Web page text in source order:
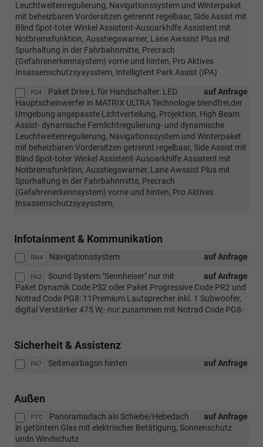
Leuchtweitenregulierung, Navigationssystem und Winterpaket
mit beheizbaren Vordersitzen getrennt regelbaar, Side Assist mit
Blind Spot-toter Winkel Assistent-Ausoarkhilfe Assistent mit
Notbremsfunktion, Ausstiegswarner, Lane Awssist Plus mit
Spurhaltung in der Fahrbahnmitte, Precrach
(Gefahrenerkennsystem) vorne und hinten, Pro Aktives
Insassenschutzsyaysstem, Intelligtent Park Assist (IPA)
P24 auf Anfrage
Paket Drive L für Handschalter: LED
Hauptscheinwerfer in MATRIX ULTRA Technologie blendfrei,der
Umgebung angepasste Lichtverteilung, Projektion, High Beam
Assist- dynamische Fernlichtregulierung- und dynamische
Leuchtweitenregulierung, Navigationssystem und Winterpaket
mit beheizbaren Vordersitzen getrennt regelbaar, Side Assist mit
Blind Spot-toter Winkel Assistent-Ausoarkhilfe Assistent mit
Notbremsfunktion, Ausstiegswarner, Lane Awssist Plus mit
Spurhaltung in der Fahrbahnmitte, Precrach
(Gefahrenerkennsystem) vorne und hinten, Pro Aktives
Insassenschutzsyaysstem,
Infotainment & Kommunikation
RN4 auf Anfrage
Navigationssystem
PA2 auf Anfrage
Sound System "Sennheiser" nur mit
Paket Dynamik Code PS2 oder Paket Progressive Code PR2 und
Notrad Code PG8: 11Premium Lautsprecher inkl. 1 Subwoofer,
digital Verstärker 475 W,- nur zusammen mit Notrad Code PG8-
Sicherheit & Assistenz
PA7 auf Anfrage
Seitenairbagsn hinten
Außen
PTC auf Anfrage
Panoramadach als Schiebe/Hebedach
in getöntem Glas mit elektrischer Betätigung, Sonnenschutz
undn Windschutz